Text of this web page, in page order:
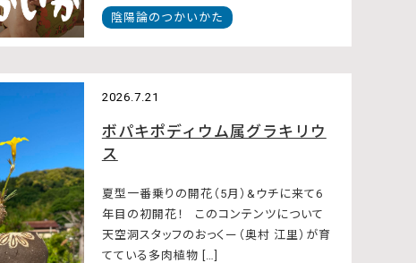
陰陽論のつかいかた
2026.7.21
ボパキポディウム属グラキリウ
ス
夏型一番乗りの開花（5月）&ウチに来て6
年目の初開花！ このコンテンツについて
天空洞スタッフのおっくー（奥村 江里）が育
てている多肉植物 […]